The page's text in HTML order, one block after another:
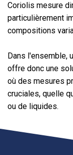
Coriolis mesure
particulièrement
compositions
Dans l'ensemble,
offre donc une
où des mesures
cruciales, quelle
ou de liquides.